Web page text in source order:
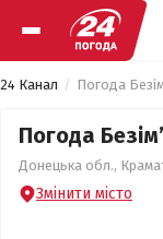
24 Канал Погода
Погода
Донецька обл.,
Змінити місто